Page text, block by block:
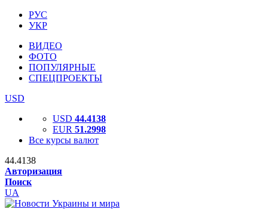
РУС
УКР
ВИДЕО
ФОТО
ПОПУЛЯРНЫЕ
СПЕЦПРОЕКТЫ
USD
USD 44.4138
EUR 51.2998
Все курсы валют
44.4138
Авторизация
Поиск
UA